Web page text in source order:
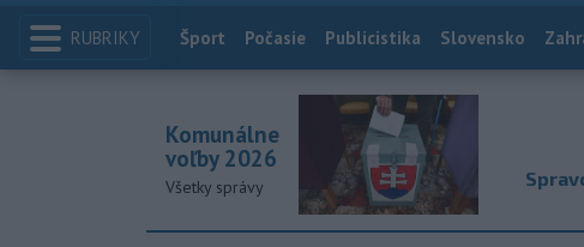
RUBRIKY Index
Šport Počasie Publicistika Slovensko
Komunálne
voľby 2026
Všetky správy